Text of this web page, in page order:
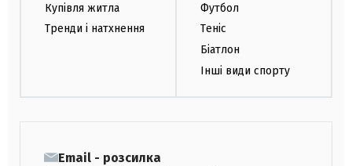
Купівля житла
Тренди і натхнення
Футбол
Теніс
Біатлон
Інші види спорту
Email - розсилка